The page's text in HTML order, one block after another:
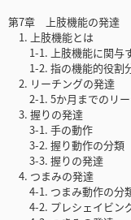
第7章 上肢機能の発達
1. 上肢機能とは
1-1. 上肢機能に関与
1-2. 指の機能的役割
2. リーチングの発達
2-1. 5か月までのリー
3. 握りの発達
3-1. 手の動作
3-2. 握り動作の分類
3-3. 握りの発達
4. つまみの発達
4-1. つまみ動作の分
4-2. プレシェイビン